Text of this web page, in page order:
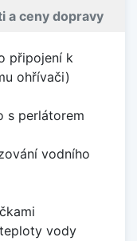
a ceny dopravy
připojení k
ohřívači)
s perlátorem
vodního
vody